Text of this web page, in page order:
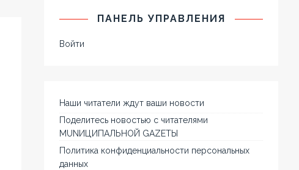
ПАНЕЛЬ УПРАВЛЕНИЯ
Войти
Наши читатели ждут ваши новости
Поделитесь новостью с читателями
MUNИЦИПАЛЬНОЙ GAZЕТЫ
Политика конфиденциальности персональных
данных